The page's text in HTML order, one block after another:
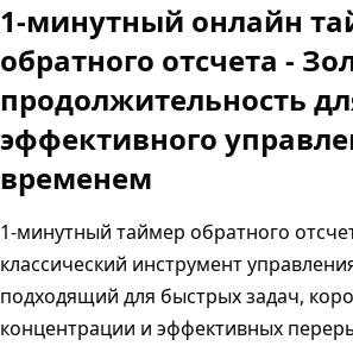
1-минутный онлайн
обратного отсчета -
продолжительность
эффективного
временем
1-минутный таймер обратного
классический инструмент
подходящий для быстрых задач,
концентрации и эффективных